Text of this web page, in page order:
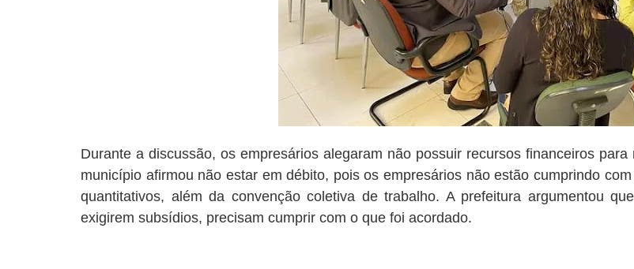
Durante a discussão, os empresários alegaram não possuir recursos financeiros
município afirmou não estar em débito, pois os empresários não estão cumprindo
quantitativos, além da convenção coletiva de trabalho. A prefeitura argumentou
exigirem subsídios, precisam cumprir com o que foi acordado.